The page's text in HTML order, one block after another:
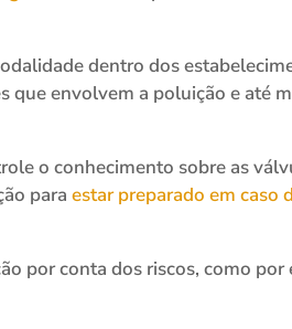
dentro dos
envolvem a poluição e até
o conhecimento sobre as
para estar preparado em caso
por conta dos riscos, como por